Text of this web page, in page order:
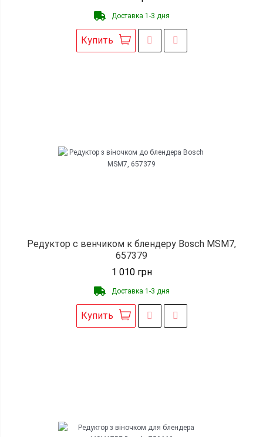
Доставка 1-3 дня
Купить
Редуктор с венчиком к блендеру Bosch MSM7,
657379
1 010грн
Доставка 1-3 дня
Купить